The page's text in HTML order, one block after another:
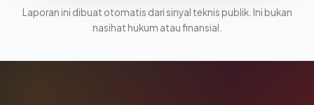
Laporan ini dibuat otomatis dari sinyal teknis publik. Ini bukan
nasihat hukum atau finansial.